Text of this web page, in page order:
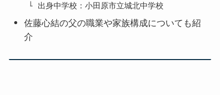
出身中学校：小田原市立城北中学校
佐藤心結の父の職業や家族構成についても紹
介